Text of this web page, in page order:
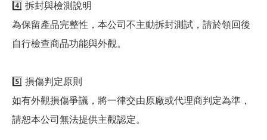
4️⃣ 拆封與檢測說明
為保留產品完整性，本公司不主動拆封測試，請於領回後
自行檢查商品功能與外觀。
5️⃣ 損傷判定原則
如有外觀損傷爭議，將一律交由原廠或代理商判定為準，
請恕本公司無法提供主觀認定。